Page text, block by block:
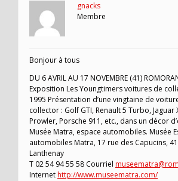
gnacks
Membre
Bonjour à tous
DU 6 AVRIL AU 17 NOVEMBRE (41)
Exposition Les Youngtimers voitures de
1995 Présentation d’une vingtaine de
collector : Golf GTI, Renault 5 Turbo, Jaguar
Prowler, Porsche 911, etc., dans un décor
Musée Matra, espace automobiles. Musée
automobiles Matra, 17 rue des Capucins,
Lanthenay
T 02 54 94 55 58 Courriel
Internethttp://www.museematra.com/